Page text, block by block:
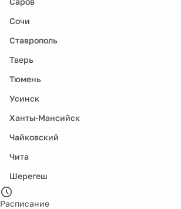
Сочи
Ставрополь
Тверь
Тюмень
Усинск
Ханты-Мансийск
Чайковский
Чита
Шерегеш
Расписание